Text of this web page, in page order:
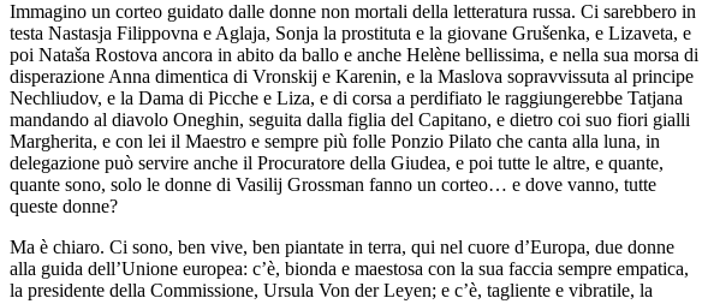
Immagino un corteo guidato dalle donne non mortali della letteratura russa. Ci sarebbero in
testa Nastasja Filippovna e Aglaja, Sonja la prostituta e la giovane Grušenka, e Lizaveta, e
poi Nataša Rostova ancora in abito da ballo e anche Helène bellissima, e nella sua morsa di
disperazione Anna dimentica di Vronskij e Karenin, e la Maslova sopravvissuta al principe
Nechliudov, e la Dama di Picche e Liza, e di corsa a perdifiato le raggiungerebbe Tatjana
mandando al diavolo Oneghin, seguita dalla figlia del Capitano, e dietro coi suo fiori gialli
Margherita, e con lei il Maestro e sempre più folle Ponzio Pilato che canta alla luna, in
delegazione può servire anche il Procuratore della Giudea, e poi tutte le altre, e quante,
quante sono, solo le donne di Vasilij Grossman fanno un corteo… e dove vanno, tutte
queste donne?
Ma è chiaro. Ci sono, ben vive, ben piantate in terra, qui nel cuore d’Europa, due donne
alla guida dell’Unione europea: c’è, bionda e maestosa con la sua faccia sempre empatica,
la presidente della Commissione, Ursula Von der Leyen; e c’è, tagliente e vibratile, la